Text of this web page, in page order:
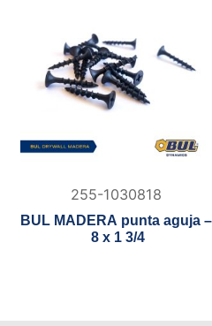
255-1030818
BUL MADERA punta aguja –
8 x 1 3/4